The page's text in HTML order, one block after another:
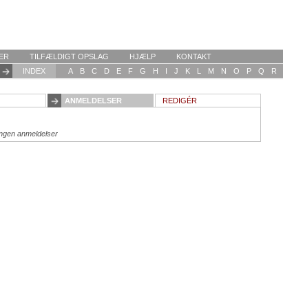
TILFÆLDIGT OPSLAG HJÆLP
KONTAKT
INDEX
A B C D E F G H I J K L M N O P Q R
ANMELDELSER REDIGÉR
anmeldelser